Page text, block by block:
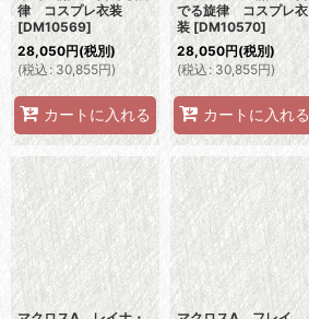
律 コスプレ衣装
[DM10569]
28,050円(税別)
(税込: 30,855円)
カートに入れる
でる旋律 コスプレ衣
装 [DM10570]
28,050円(税別)
(税込: 30,855円)
カートに入れる